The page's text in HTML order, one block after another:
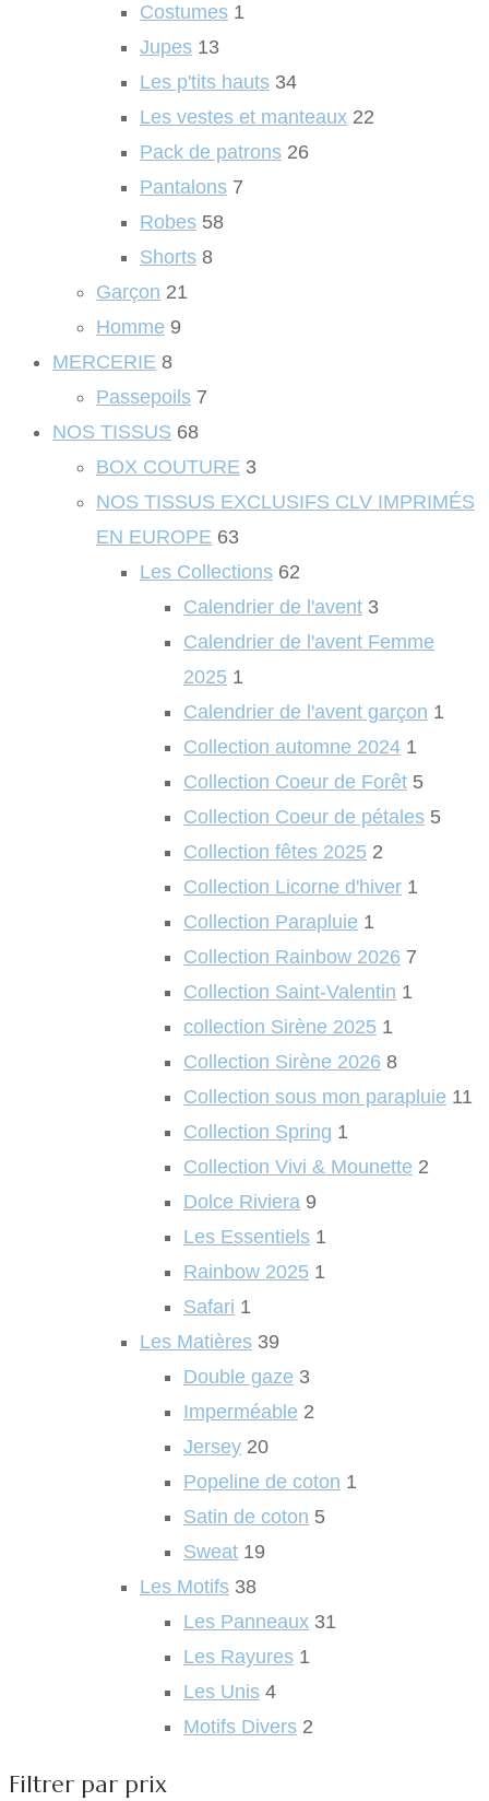
Costumes 1
Jupes 13
Les p'tits hauts 34
Les vestes et manteaux 22
Pack de patrons 26
Pantalons 7
Robes 58
Shorts 8
Garçon 21
Homme 9
MERCERIE 8
Passepoils 7
NOS TISSUS 68
BOX COUTURE 3
NOS TISSUS EXCLUSIFS CLV IMPRIMÉS
EN EUROPE 63
Les Collections 62
Calendrier de l'avent 3
Calendrier de l'avent Femme
2025 1
Calendrier de l'avent garçon 1
Collection automne 2024 1
Collection Coeur de Forêt 5
Collection Coeur de pétales 5
Collection fêtes 2025 2
Collection Licorne d'hiver 1
Collection Parapluie 1
Collection Rainbow 2026 7
Collection Saint-Valentin 1
collection Sirène 2025 1
Collection Sirène 2026 8
Collection sous mon parapluie 11
Collection Spring 1
Collection Vivi & Mounette 2
Dolce Riviera 9
Les Essentiels 1
Rainbow 2025 1
Safari 1
Les Matières 39
Double gaze 3
Imperméable 2
Jersey 20
Popeline de coton 1
Satin de coton 5
Sweat 19
Les Motifs 38
Les Panneaux 31
Les Rayures 1
Les Unis 4
Motifs Divers 2
Filtrer par prix